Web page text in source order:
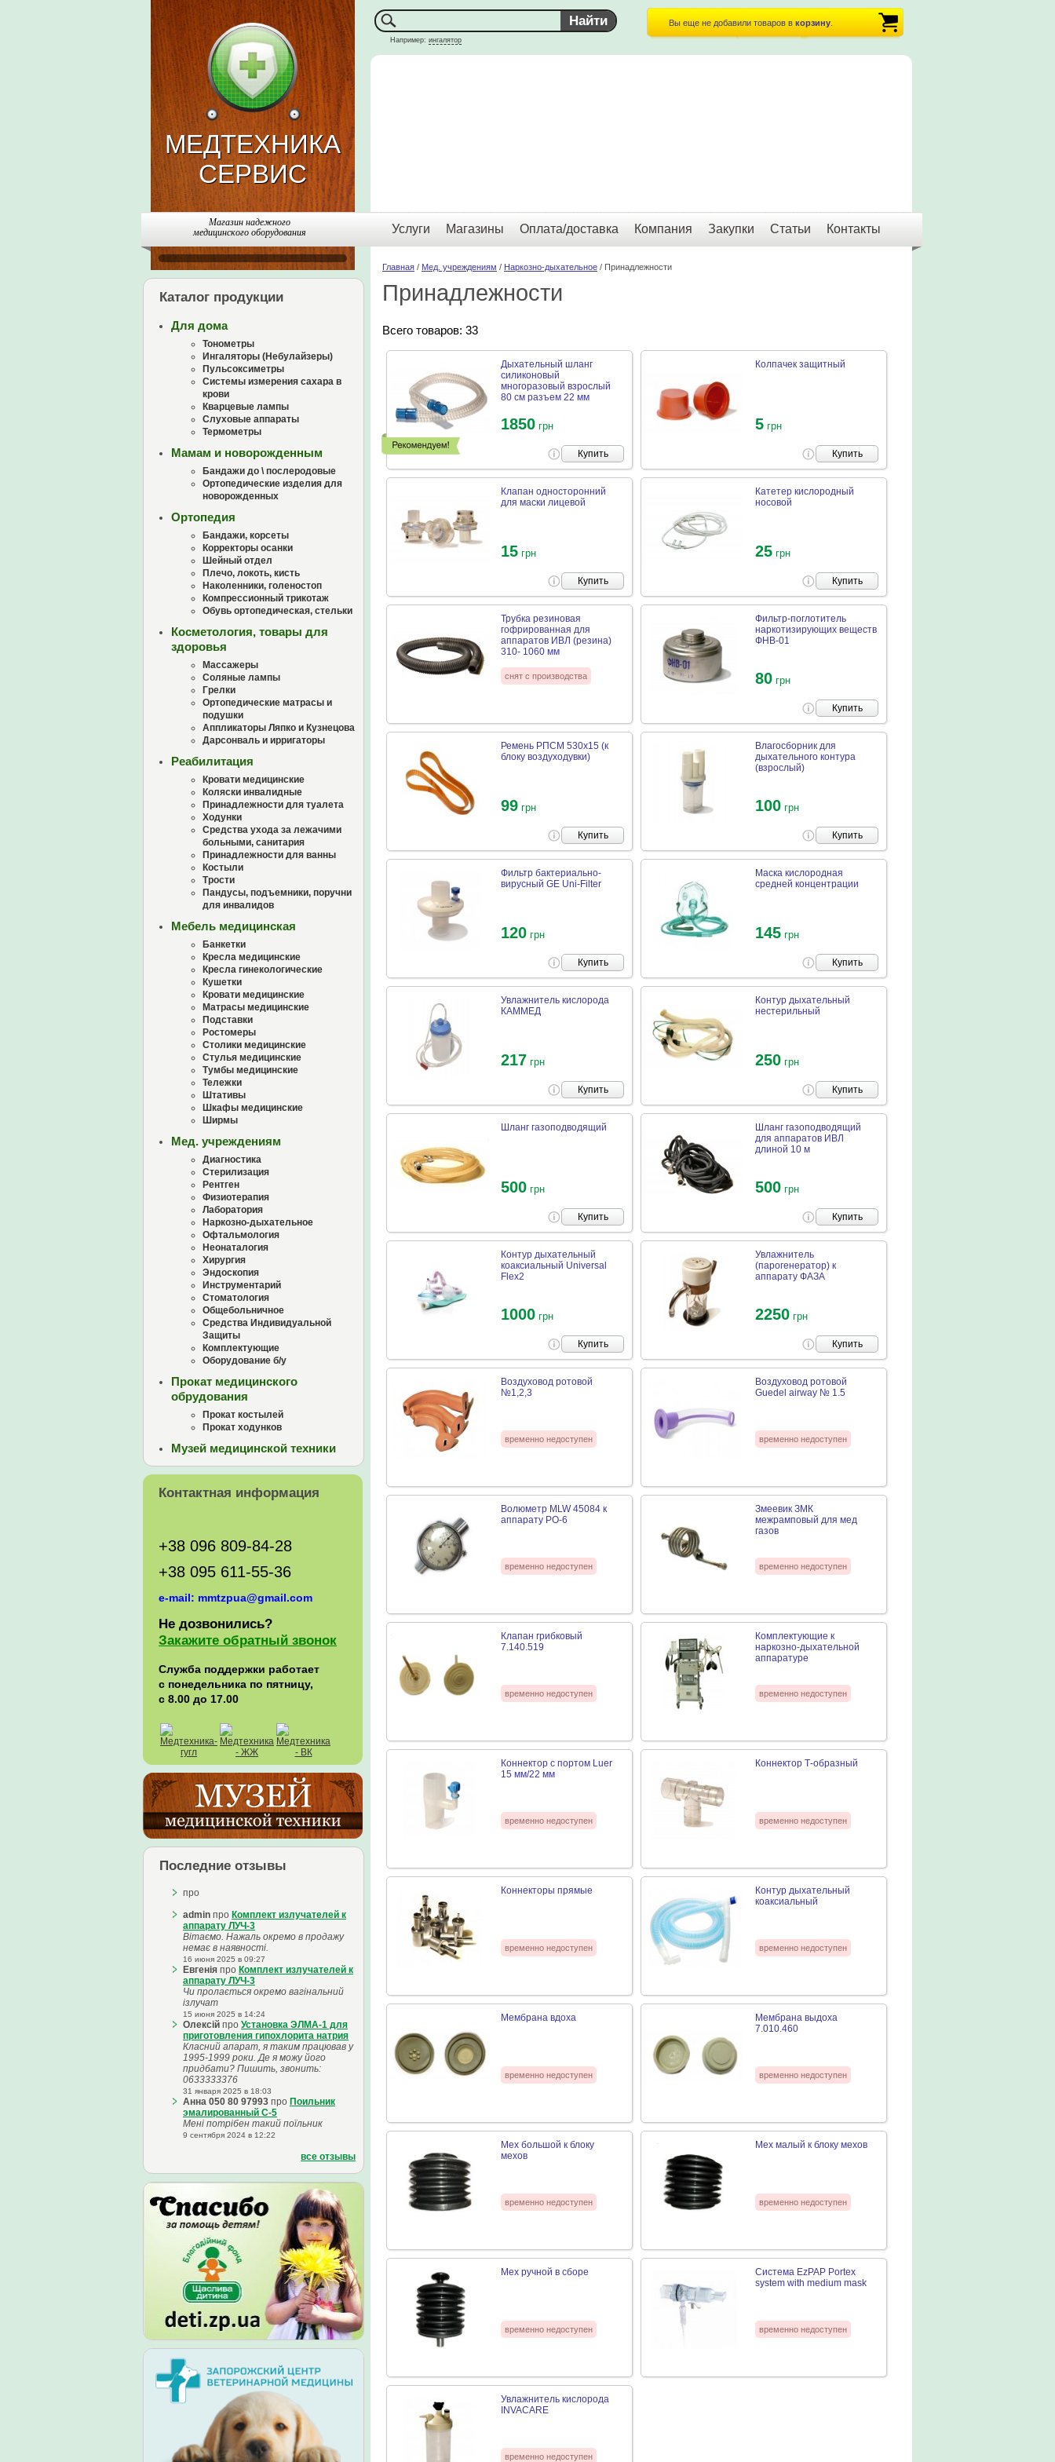
МЕДТЕХНИКА
СЕРВИС
Например: ингалятор
Вы еще не добавили товаров в корзину
Магазин надежного
медицинского оборудования
Услуги Магазины Оплата/доставка Компания Закупки Статьи Контакты
Каталог продукции
Для дома
Тонометры
Ингаляторы (Небулайзеры)
Пульсоксиметры
Системы измерения сахара в
крови
Кварцевые лампы
Слуховые аппараты
Термометры
Мамам и новорожденным
Бандажи до \ послеродовые
Ортопедические изделия для
новорожденных
Ортопедия
Бандажи, корсеты
Корректоры осанки
Шейный отдел
Плечо, локоть, кисть
Наколенники, голеностоп
Компрессионный трикотаж
Обувь ортопедическая, стельки
Косметология, товары для
здоровья
Массажеры
Соляные лампы
Грелки
Ортопедические матрасы и
подушки
Аппликаторы Ляпко и Кузнецова
Дарсонваль и ирригаторы
Реабилитация
Кровати медицинские
Коляски инвалидные
Принадлежности для туалета
Ходунки
Средства ухода за лежачими
больными, санитария
Принадлежности для ванны
Костыли
Трости
Пандусы, подъемники, поручни
для инвалидов
Мебель медицинская
Банкетки
Кресла медицинские
Кресла гинекологические
Кушетки
Кровати медицинские
Матрасы медицинские
Подставки
Ростомеры
Столики медицинские
Стулья медицинские
Тумбы медицинские
Тележки
Штативы
Шкафы медицинские
Ширмы
Мед. учреждениям
Диагностика
Стерилизация
Рентген
Физиотерапия
Лаборатория
Наркозно-дыхательное
Офтальмология
Неонаталогия
Хирургия
Эндоскопия
Инструментарий
Стоматология
Общебольничное
Средства Индивидуальной
Защиты
Комплектующие
Оборудование б/у
Прокат медицинского
обрудования
Прокат костылей
Прокат ходунков
Музей медицинской техники
Контактная информация
+38 096 809-84-28
+38 095 611-55-36
e-mail: mmtzpua@gmail.com
Не дозвонились?
Закажите обратный звонок
Служба поддержки работает
с понедельника по пятницу,
с 8.00 до 17.00
Последние отзывы
про
admin про Комплект излучателей к
аппарату ЛУЧ-3
Вітаємо. Нажаль окремо в продажу
немає в наявності.
16 июня 2025 в 09:27
Евгенія про Комплект излучателей к
аппарату ЛУЧ-3
Чи пролається окремо вагінальний
ізлучат
15 июня 2025 в 14:24
Олексій про Установка ЭЛМА-1 для
приготовления гипохлорита натрия
Класний апарат, я таким працював у
1995-1999 роки. Де я можу його
придбати? Пишить, звонить:
0633333376
31 января 2025 в 18:03
Анна 050 80 97993 про Поильник
эмалированный С-5
Мені потрібен такий поїльник
9 сентября 2024 в 12:22
все отзывы
Главная / Мед. учреждениям / Наркозно-дыхательное / Принадлежности
Принадлежности
Всего товаров: 33
Дыхательный шланг
силиконовый
многоразовый взрослый
80 см разъем 22 мм
1850 грн
Купить
Колпачек защитный
5 грн
Купить
Клапан односторонний
для маски лицевой
15 грн
Купить
Катетер кислородный
носовой
25 грн
Купить
Трубка резиновая
гофрированная для
аппаратов ИВЛ (резина)
310- 1060 мм
снят с производства
Фильтр-поглотитель
наркотизирующих веществ
ФНВ-01
80 грн
Купить
Ремень РПСМ 530х15 (к
блоку воздуходувки)
99 грн
Купить
Влагосборник для
дыхательного контура
(взрослый)
100 грн
Купить
Фильтр бактериально-
вирусный GE Uni-Filter
120 грн
Купить
Маска кислородная
средней концентрации
145 грн
Купить
Увлажнитель кислорода
КАММЕД
217 грн
Купить
Контур дыхательный
нестерильный
250 грн
Купить
Шланг газоподводящий
500 грн
Купить
Шланг газоподводящий
для аппаратов ИВЛ
длиной 10 м
500 грн
Купить
Контур дыхательный
коаксиальный Universal
Flex2
1000 грн
Купить
Увлажнитель
(парогенератор) к
аппарату ФАЗА
2250 грн
Купить
Воздуховод ротовой
№1,2,3
временно недоступен
Воздуховод ротовой
Guedel airway № 1.5
временно недоступен
Волюметр MLW 45084 к
аппарату РО-6
временно недоступен
Змеевик ЗМК
межрамповый для мед
газов
временно недоступен
Клапан грибковый
7.140.519
временно недоступен
Комплектующие к
наркозно-дыхательной
аппаратуре
временно недоступен
Коннектор с портом Luer
15 мм/22 мм
временно недоступен
Коннектор Т-образный
временно недоступен
Коннекторы прямые
временно недоступен
Контур дыхательный
коаксиальный
временно недоступен
Мембрана вдоха
временно недоступен
Мембрана выдоха
7.010.460
временно недоступен
Мех большой к блоку
мехов
временно недоступен
Мех малый к блоку мехов
временно недоступен
Мех ручной в сборе
временно недоступен
Система EzPAP Portex
system with medium mask
временно недоступен
Увлажнитель кислорода
INVACARE
временно недоступен